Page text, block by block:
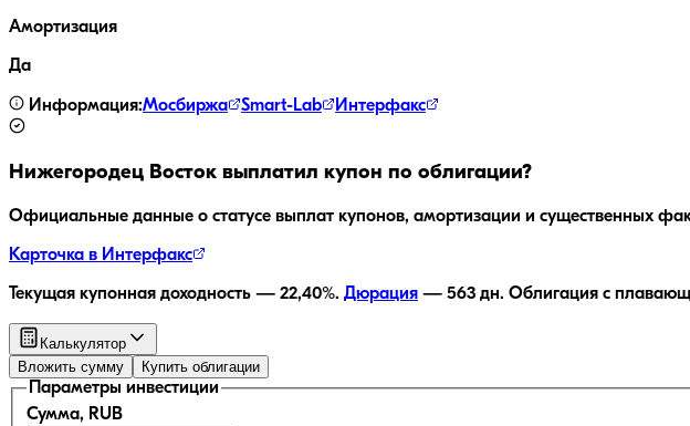
Амортизация
Да
Информация:Мосбиржа Smart-Lab Интерфакс
Нижегородец Восток выплатил купон по облигации?
Официальные данные о статусе выплат купонов, амортизации и существенных
Карточка в Интерфакс
Текущая купонная доходность — 22,40%. Дюрация — 563 дн. Облигация с
Калькулятор
Вложить сумму
Купить облигации
Параметры инвестиции
Сумма, RUB